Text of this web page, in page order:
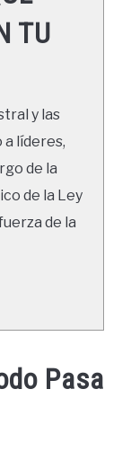
TU
y las
líderes,
de la
de la Ley
de la
Pasa